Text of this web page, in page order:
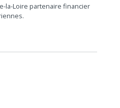
la-Loire partenaire financier